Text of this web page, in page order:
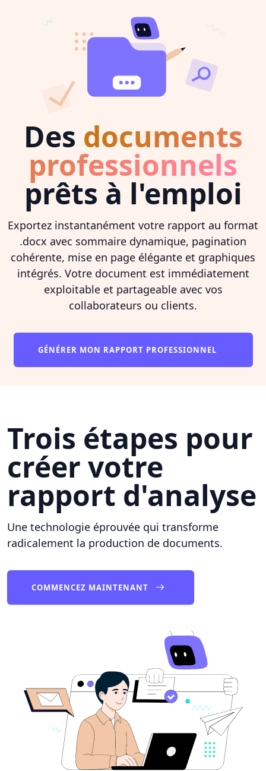
Des documents
professionnels
prêts à l'emploi
Exportez instantanément votre rapport au format
.docx avec sommaire dynamique, pagination
cohérente, mise en page élégante et graphiques
intégrés. Votre document est immédiatement
exploitable et partageable avec vos
collaborateurs ou clients.
GÉNÉRER MON RAPPORT PROFESSIONNEL
Trois étapes pour
créer votre
rapport d'analyse
Une technologie éprouvée qui transforme
radicalement la production de documents.
COMMENCEZ MAINTENANT